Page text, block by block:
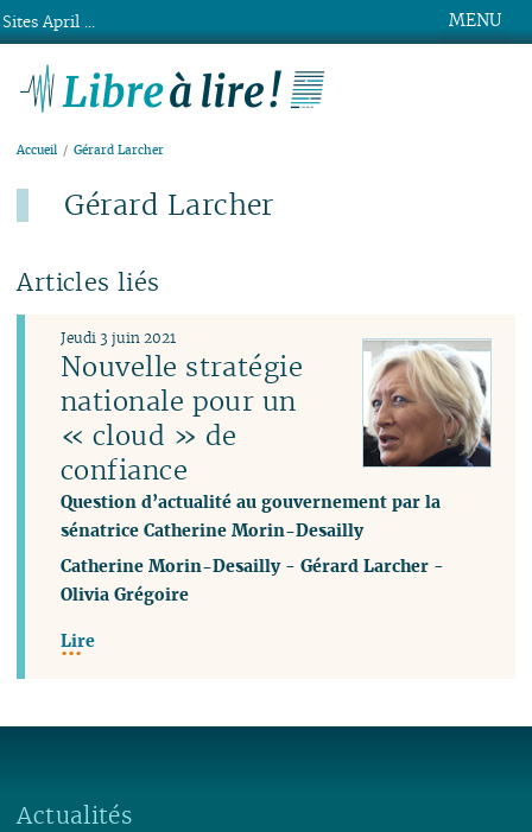
MENU
Accueil Gérard Larcher
Gérard Larcher
Articles liés
Nouvelle stratégie
nationale pour un
« cloud » de
confiance
Question d’actualité au gouvernement par la
sénatrice Catherine Morin-Desailly
Jeudi 3 juin 2021
Catherine Morin-Desailly-Gérard Larcher -
Olivia Grégoire
Lire
Actualités
Sites April ...